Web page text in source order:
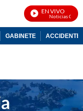
EN VIVO
Noticias
GABINETE ACCIDENTE